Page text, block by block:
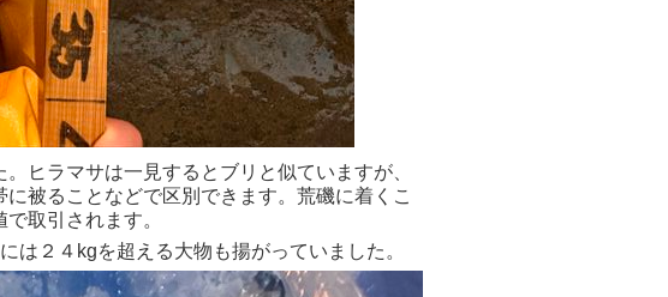
ヒラマサは一見するとブリと似ていますが、
被ることなどで区別できます。荒磯に着くこ
取引されます。
２４kgを超える大物も揚がっていました。